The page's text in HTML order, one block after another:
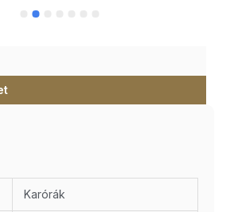
Karórák